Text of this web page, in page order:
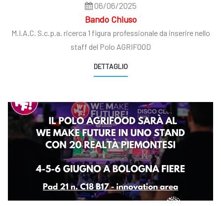
06/06/2025
Bando Chiuso
M.I.A.C. S.c.p.a. ricerca 1 figura professionale da inserire nello
staff del Polo AGRIFOOD
DETTAGLIO